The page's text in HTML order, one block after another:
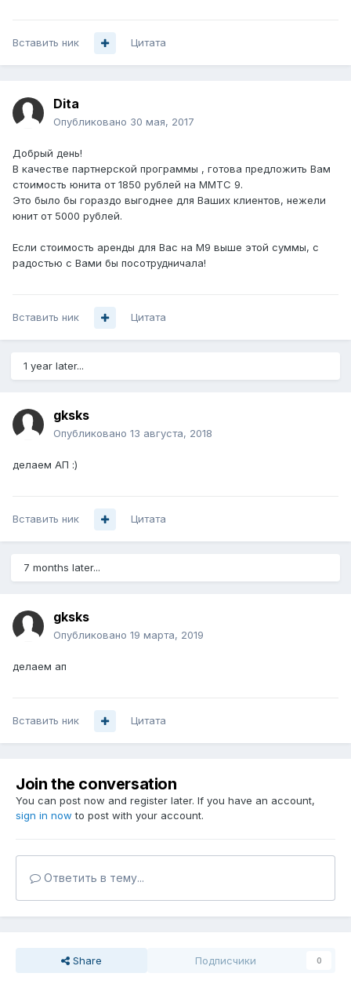
Вставить ник Цитата
Dita
Опубликовано 30 мая, 2017
Добрый день!
В качестве партнерской программы , готова предложить Вам
стоимость юнита от 1850 рублей на ММТС 9.
Это было бы гораздо выгоднее для Ваших клиентов, нежели
юнит от 5000 рублей.
Если стоимость аренды для Вас на М9 выше этой суммы, с
радостью с Вами бы посотрудничала!
Вставить ник Цитата
1 year later...
gksks
Опубликовано 13 августа, 2018
делаем АП :)
Вставить ник Цитата
7 months later...
gksks
Опубликовано 19 марта, 2019
делаем ап
Вставить ник Цитата
Join the conversation
You can post now and register later. If you have an account,
sign in now to post with your account.
Ответить в тему...
Share Подписчики 0